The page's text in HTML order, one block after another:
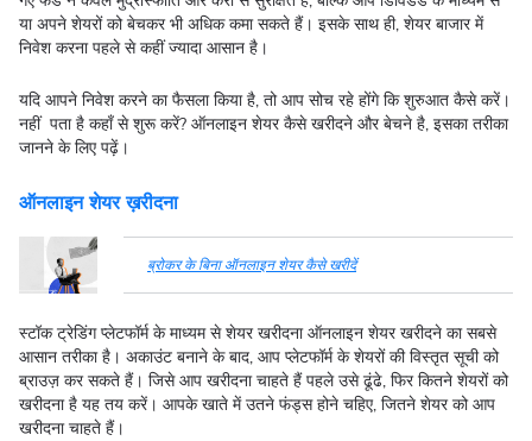
या अपने शेयरों को बेचकर भी अधिक कमा सकते हैं। इसके साथ ही, शेयर बाजार में
निवेश करना पहले से कहीं ज्यादा आसान है।
यदि आपने निवेश करने का फैसला किया है, तो आप सोच रहे होंगे कि शुरुआत कैसे करें।
नहीं पता है कहाँ से शुरू करें? ऑनलाइन शेयर कैसे खरीदने और बेचने है, इसका तरीका
जानने के लिए पढ़ें।
ऑनलाइन शेयर ख़रीदना
ब्रोकर के बिना ऑनलाइन शेयर कैसे खरीदें
स्टॉक ट्रेडिंग प्लेटफॉर्म के माध्यम से शेयर खरीदना ऑनलाइन शेयर खरीदने का सबसे
आसान तरीका है। अकाउंट बनाने के बाद, आप प्लेटफॉर्म के शेयरों की विस्तृत सूची को
ब्राउज़ कर सकते हैं। जिसे आप खरीदना चाहते हैं पहले उसे ढूंढे, फिर कितने शेयरों को
खरीदना है यह तय करें। आपके खाते में उतने फंड्स होने चहिए, जितने शेयर को आप
खरीदना चाहते हैं।